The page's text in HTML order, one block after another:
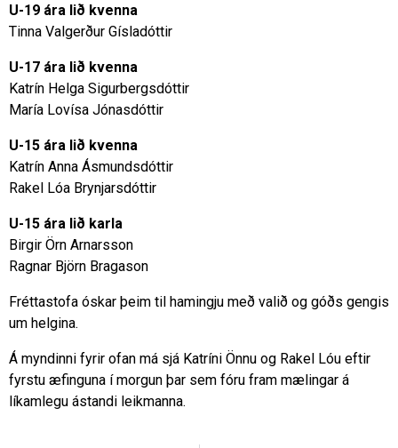
U-19 ára lið kvenna
Tinna Valgerður Gísladóttir
U-17 ára lið kvenna
Katrín Helga Sigurbergsdóttir
María Lovísa Jónasdóttir
U-15 ára lið kvenna
Katrín Anna Ásmundsdóttir
Rakel Lóa Brynjarsdóttir
U-15 ára lið karla
Birgir Örn Arnarsson
Ragnar Björn Bragason
Fréttastofa óskar þeim til hamingju með valið og góðs gengis
um helgina.
Á myndinni fyrir ofan má sjá Katríni Önnu og Rakel Lóu eftir
fyrstu æfinguna í morgun þar sem fóru fram mælingar á
líkamlegu ástandi leikmanna.